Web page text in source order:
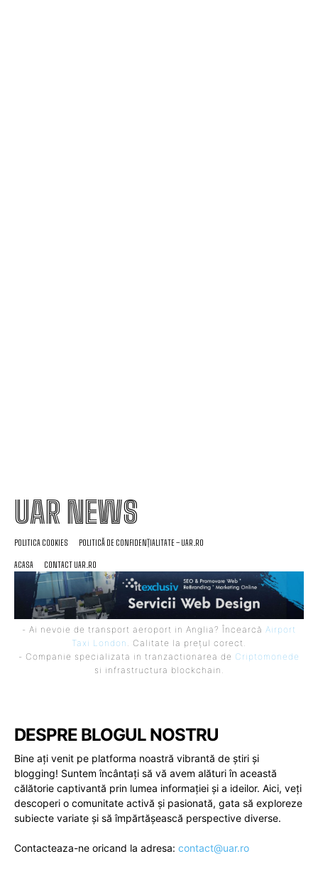
UAR NEWS
POLITICA COOKIES POLITICĂ DE CONFIDENȚIALITATE – UAR.RO
ACASA CONTACT UAR.RO
- Ai nevoie de transport aeroport in Anglia? Încearcă Airport
Taxi London
. Calitate la prețul corect.
- Companie specializata in tranzactionarea de Criptomonede
si infrastructura blockchain.
DESPRE BLOGUL NOSTRU
Bine ați venit pe platforma noastră vibrantă de știri și
blogging! Suntem încântați să vă avem alături în această
călătorie captivantă prin lumea informației și a ideilor. Aici, veți
descoperi o comunitate activă și pasionată, gata să exploreze
subiecte variate și să împărtășească perspective diverse.
Contacteaza-ne oricand la adresa: contact@uar.ro